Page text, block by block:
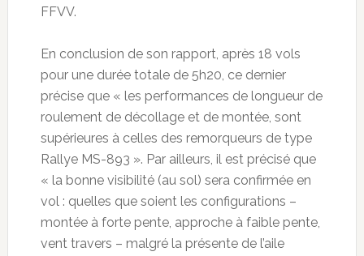
FFVV.
En conclusion de son rapport, après 18 vols
pour une durée totale de 5h20, ce dernier
précise que « les performances de longueur de
roulement de décollage et de montée, sont
supérieures à celles des remorqueurs de type
Rallye MS-893 ». Par ailleurs, il est précisé que
« la bonne visibilité (au sol) sera confirmée en
vol : quelles que soient les configurations –
montée à forte pente, approche à faible pente,
vent travers – malgré la présente de l’aile